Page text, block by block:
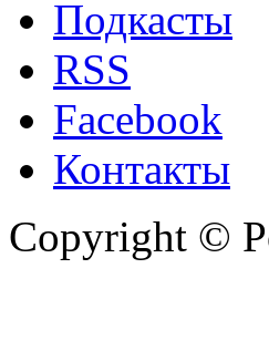
Подкасты
RSS
Facebook
Контакты
Copyright ©